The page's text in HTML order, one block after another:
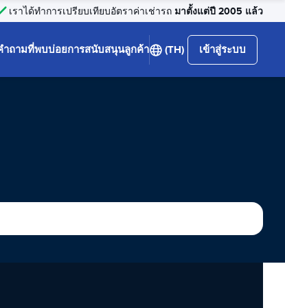
เราได้ทำการเปรียบเทียบอัตราค่าเช่ารถ มาตั้งแต่ปี 2005 แล้ว
ำถามที่พบบ่อยการสนับสนุนลูกค้า (TH) เข้าสู่ระบบ